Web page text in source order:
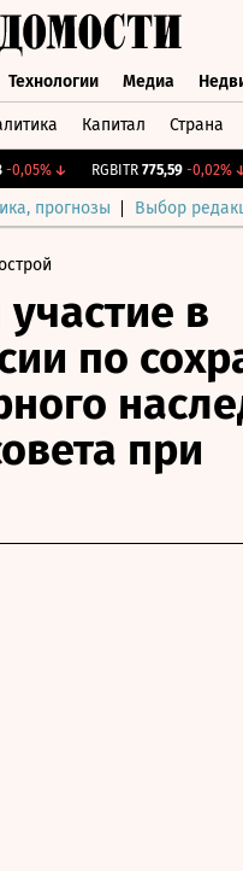
Технологии Медиа
Капитал Страна
↓ RGBITR 775,59 -0,02%↓
прогнозы Выбор
в
по
при